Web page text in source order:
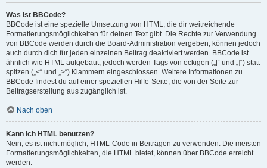
Was ist BBCode?
BBCode ist eine spezielle Umsetzung von HTML, die dir weitreichende
Formatierungsmöglichkeiten für deinen Text gibt. Die Rechte zur Verwendung
von BBCode werden durch die Board-Administration vergeben, können jedoch
auch durch dich für jeden einzelnen Beitrag deaktiviert werden. BBCode ist
ähnlich wie HTML aufgebaut, jedoch werden Tags von eckigen („[“ und „]“) statt
spitzen („<“ und „>“) Klammern eingeschlossen. Weitere Informationen zu
BBCode findest du auf einer speziellen Hilfe-Seite, die von der Seite zur
Beitragserstellung aus zugänglich ist.
Nach oben
Kann ich HTML benutzen?
Nein, es ist nicht möglich, HTML-Code in Beiträgen zu verwenden. Die meisten
Formatierungsmöglichkeiten, die HTML bietet, können über BBCode erreicht
werden.